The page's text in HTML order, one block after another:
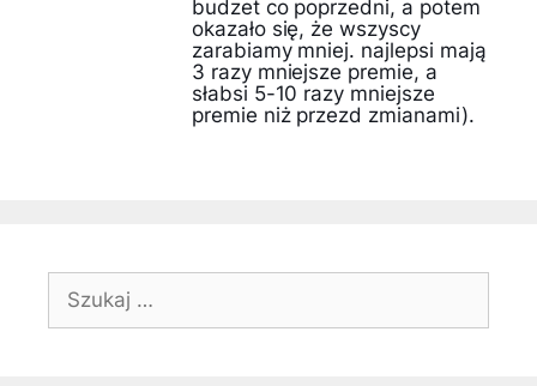
budzet co poprzedni, a potem
okazało się, że wszyscy
zarabiamy mniej. najlepsi mają
3 razy mniejsze premie, a
słabsi 5-10 razy mniejsze
premie niż przezd zmianami).
Szukaj: